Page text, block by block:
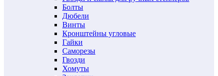
Болты
Дюбели
Винты
Кронштейны угловые
Гайки
Саморезы
Гвозди
Хомуты